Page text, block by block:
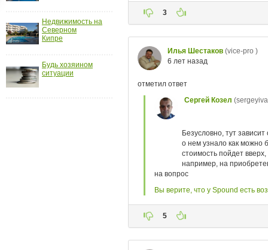
Недвижимость на
Северном
Кипре
Будь хозяином
ситуации